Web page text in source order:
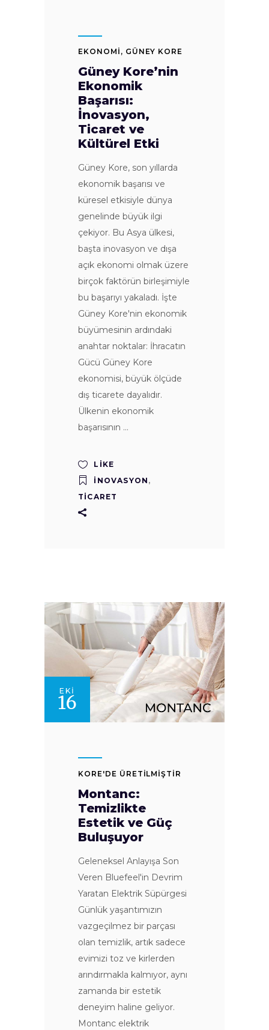
EKONOMI , GÜNEY KORE
Güney Kore’nin
Ekonomik
Başarısı:
İnovasyon,
Ticaret ve
Kültürel Etki
Güney Kore, son yıllarda
ekonomik başarısı ve
küresel etkisiyle dünya
genelinde büyük ilgi
çekiyor. Bu Asya ülkesi,
başta inovasyon ve dışa
açık ekonomi olmak üzere
birçok faktörün birleşimiyle
bu başarıyı yakaladı. İşte
Güney Kore'nin ekonomik
büyümesinin ardındaki
anahtar noktalar: İhracatın
Gücü Güney Kore
ekonomisi, büyük ölçüde
dış ticarete dayalıdır.
Ülkenin ekonomik
başarısının
LIKE
İNOVASYON ,
TICARET
EKI
16
KORE'DE ÜRETİLMİŞTİR
Montanc:
Temizlikte
Estetik ve Güç
Buluşuyor
Geleneksel Anlayışa Son
Veren Bluefeel'in Devrim
Yaratan Elektrik Süpürgesi
Günlük yaşantımızın
vazgeçilmez bir parçası
olan temizlik, artık sadece
evimizi toz ve kirlerden
arındırmakla kalmıyor, aynı
zamanda bir estetik
deneyim haline geliyor.
Montanc elektrik